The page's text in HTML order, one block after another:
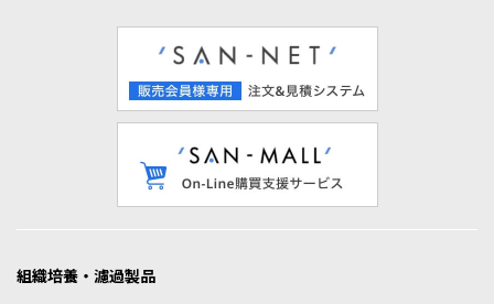
組織培養・濾過製品